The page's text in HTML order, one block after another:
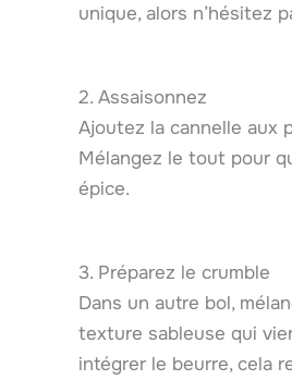
unique, alors n’hésitez
2. Assaisonnez
Ajoutez la cannelle aux
Mélangez le tout pour
épice.
3. Préparez le crumble
Dans un autre bol,
texture sableuse qui
intégrer le beurre, cela